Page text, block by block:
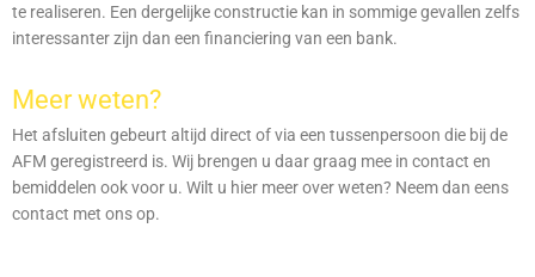
te realiseren. Een dergelijke constructie kan in sommige gevallen zelfs
interessanter zijn dan een financiering van een bank.
Meer weten?
Het afsluiten gebeurt altijd direct of via een tussenpersoon die bij de
AFM geregistreerd is. Wij brengen u daar graag mee in contact en
bemiddelen ook voor u. Wilt u hier meer over weten? Neem dan eens
contact met ons op.